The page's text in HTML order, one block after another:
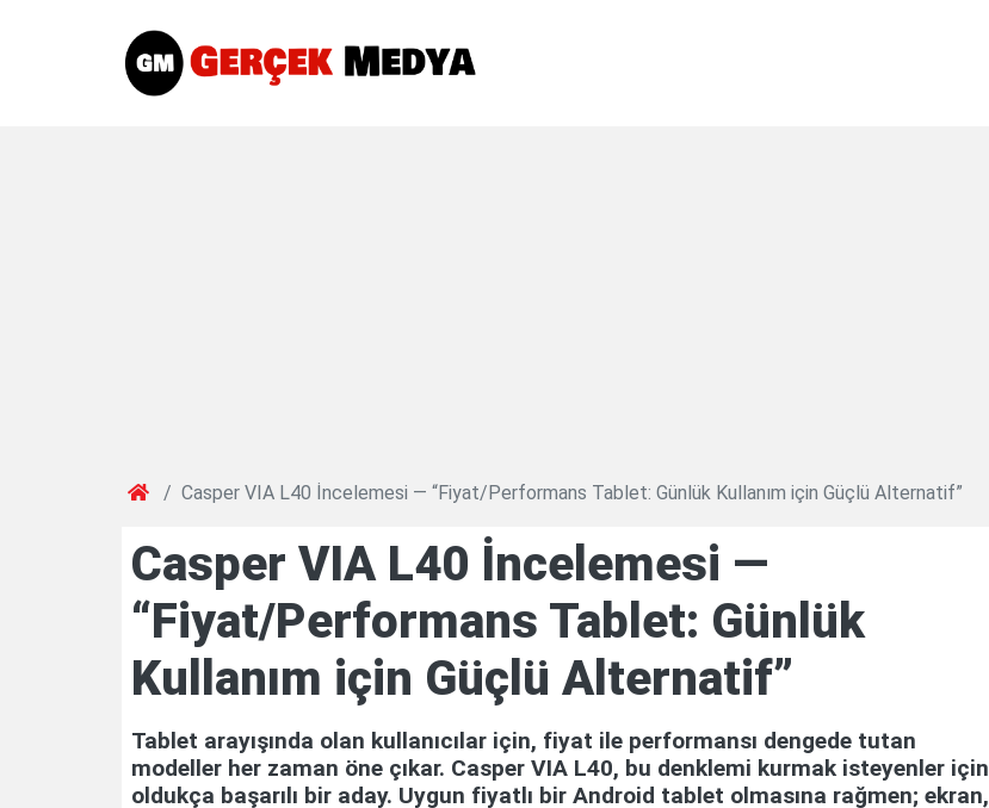
Casper VIA L40 İncelemesi — “Fiyat/Performans Tablet: Günlük Kullanım için Güçlü Alternatif”
Casper VIA L40 İncelemesi —
“Fiyat/Performans Tablet: Günlük
Kullanım için Güçlü Alternatif”
Tablet arayışında olan kullanıcılar için, fiyat ile performansı dengede tutan
modeller her zaman öne çıkar. Casper VIA L40, bu denklemi kurmak isteyenler için
oldukça başarılı bir aday. Uygun fiyatlı bir Android tablet olmasına rağmen; ekran,